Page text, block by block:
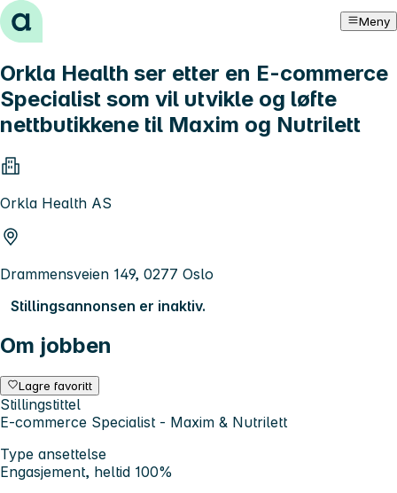
Hopp til innhold Meny
Orkla Health ser etter en E-commerce
Specialist som vil utvikle og løfte
nettbutikkene til Maxim og Nutrilett
Orkla Health AS
Drammensveien 149, 0277 Oslo
Stillingsannonsen er inaktiv.
Om jobben
Lagre favoritt
Stillingstittel
E-commerce Specialist - Maxim & Nutrilett
Type ansettelse
Engasjement, heltid 100%